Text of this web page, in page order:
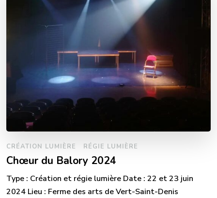
CRÉATION LUMIÈRE RÉGIE LUMIÈRE
Chœur du Balory 2024
Type : Création et régie lumière Date : 22 et 23 juin
2024 Lieu : Ferme des arts de Vert-Saint-Denis